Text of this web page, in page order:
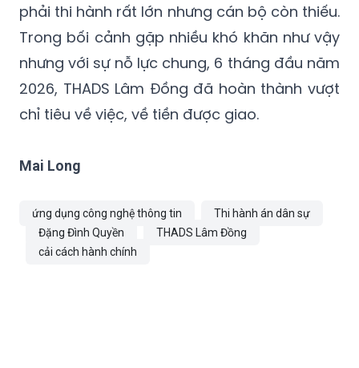
phải thi hành rất lớn nhưng cán bộ còn thiếu.
Trong bối cảnh gặp nhiều khó khăn như vậy
nhưng với sự nỗ lực chung, 6 tháng đầu năm
2026, THADS Lâm Đồng đã hoàn thành vượt
chỉ tiêu về việc, về tiền được giao.
Mai Long
ứng dụng công nghệ thông tin
Thi hành án dân sự
Đặng Đình Quyền
THADS Lâm Đồng
cải cách hành chính